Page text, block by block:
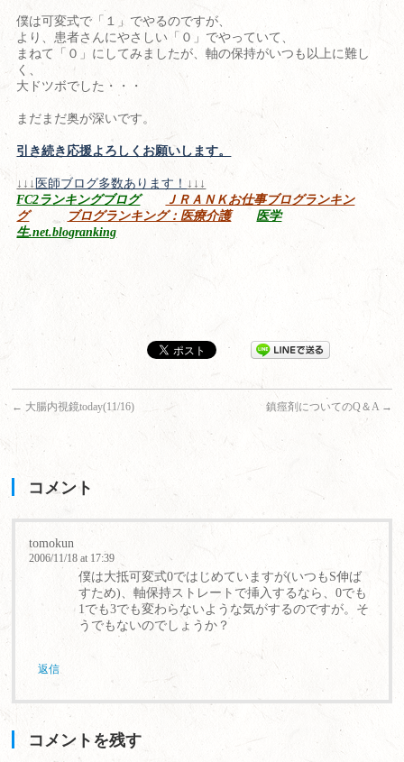
僕は可変式で「１」でやるのですが、
より、患者さんにやさしい「０」でやっていて、
まねて「０」にしてみましたが、軸の保持がいつも以上に難し
く、
大ドツボでした・・・
まだまだ奥が深いです。
引き続き応援よろしくお願いします。
↓↓↓ 医師ブログ多数あります！ ↓↓↓
FC2ランキングブログ
ＪＲＡＮＫお仕事ブログランキン
グ
ブログランキング：医療介護
医学
生.net.blogranking
← 大腸内視鏡today(11/16) 鎮痙剤についてのQ＆A →
コメント
tomokun
2006/11/18 at 17:39
僕は大抵可変式0ではじめていますが(いつもS伸ば
すため)、軸保持ストレートで挿入するなら、0でも
1でも3でも変わらないような気がするのですが。そ
うでもないのでしょうか？
返信
コメントを残す